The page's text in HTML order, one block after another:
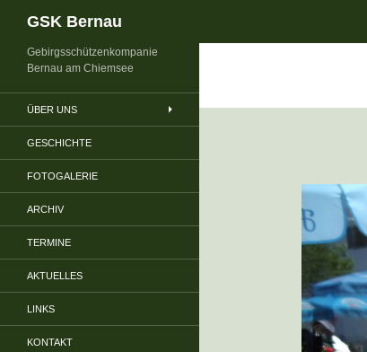
GSK Bernau
Gebirgsschützenkompanie
Bernau am Chiemsee
ÜBER UNS
GESCHICHTE
FOTOGALERIE
ARCHIV
TERMINE
AKTUELLES
LINKS
KONTAKT